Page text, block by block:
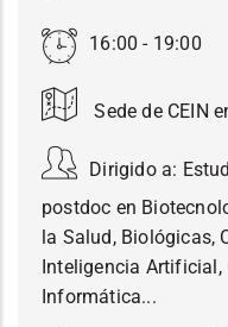
16:00 - 19:00
Sede de CEIN
Dirigido a:
postdoc en
la Salud, Biológicas,
Inteligencia Artificial,
Informática...